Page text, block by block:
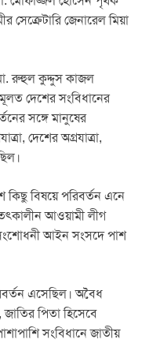
জেনারেল মিয়া
মো. রুহুল কুদ্দুস কাজল
দেশের সংবিধানের
সঙ্গে মানুষের
দেশের অগ্রযাত্রা,
কিছু বিষয়ে পরিবর্তন এনে
আওয়ামী লীগ
আইন সংসদে পাশ
এসেছিল। অবৈধ
জাতির পিতা হিসেবে
সংবিধানে জাতীয়